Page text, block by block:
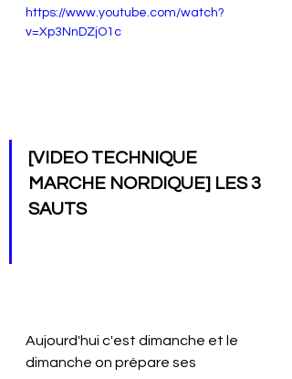
https://www.youtube.com/watch?
v=Xp3NnDZjO1c
[VIDEO TECHNIQUE
MARCHE NORDIQUE] LES 3
SAUTS
Aujourd'hui c'est dimanche et le
dimanche on prépare ses